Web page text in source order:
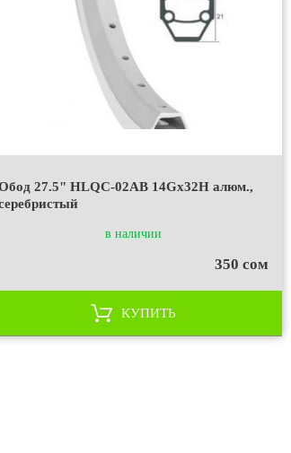
27.5" HLQC-02AB 14Gх32Н алюм.,
в наличии
350 сом
КУПИТЬ